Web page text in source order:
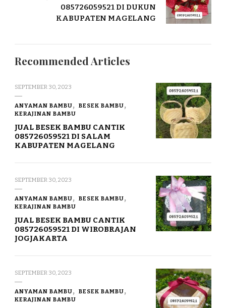
085726059521 DI DUKUN
KABUPATEN MAGELANG
Recommended Articles
SEPTEMBER 30, 2023
ANYAMAN BAMBU
BESEK BAMBU
KERAJINAN BAMBU
JUAL BESEK BAMBU CANTIK
085726059521 DI SALAM
KABUPATEN MAGELANG
SEPTEMBER 30, 2023
ANYAMAN BAMBU
BESEK BAMBU
KERAJINAN BAMBU
JUAL BESEK BAMBU CANTIK
085726059521 DI WIROBRAJAN
JOGJAKARTA
SEPTEMBER 30, 2023
ANYAMAN BAMBU
BESEK BAMBU
KERAJINAN BAMBU